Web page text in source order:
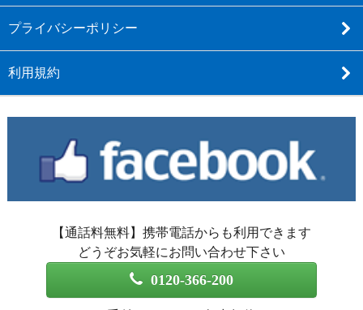
プライバシーポリシー
利用規約
【通話料無料】携帯電話からも利用できます
どうぞお気軽にお問い合わせ下さい
0120-366-200